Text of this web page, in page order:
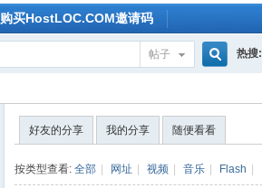
购买HostLOC.COM邀请码
帖子 热搜:
好友的分享 我的分享 随便看看
按类型查看: 全部 网址 视频 音乐 Flash